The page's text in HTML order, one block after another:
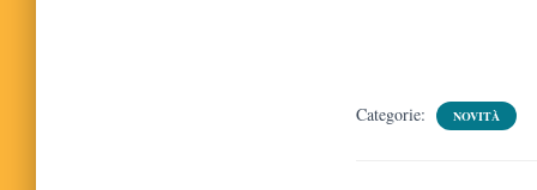
Categorie: NOVITÀ